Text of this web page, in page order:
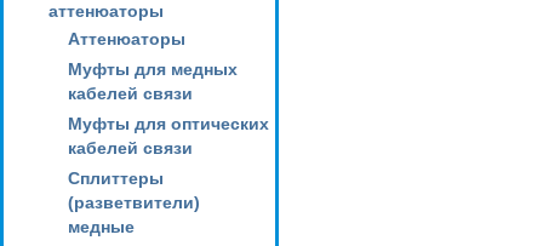
аттенюаторы
Аттенюаторы
Муфты для медных
кабелей связи
Муфты для оптических
кабелей связи
Сплиттеры
(разветвители)
медные